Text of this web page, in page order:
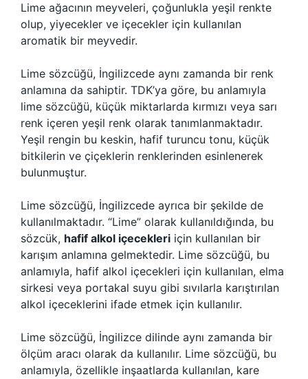
Lime ağacının meyveleri, çoğunlukla yeşil renkte
olup, yiyecekler ve içecekler için kullanılan
aromatik bir meyvedir.
Lime sözcüğü, İngilizcede aynı zamanda bir renk
anlamına da sahiptir. TDK’ya göre, bu anlamıyla
lime sözcüğü, küçük miktarlarda kırmızı veya sarı
renk içeren yeşil renk olarak tanımlanmaktadır.
Yeşil rengin bu keskin, hafif turuncu tonu, küçük
bitkilerin ve çiçeklerin renklerinden esinlenerek
bulunmuştur.
Lime sözcüğü, İngilizcede ayrıca bir şekilde de
kullanılmaktadır. “Lime” olarak kullanıldığında, bu
sözcük, hafif alkol içecekleri için kullanılan bir
karışım anlamına gelmektedir. Lime sözcüğü, bu
anlamıyla, hafif alkol içecekleri için kullanılan, elma
sirkesi veya portakal suyu gibi sıvılarla karıştırılan
alkol içeceklerini ifade etmek için kullanılır.
Lime sözcüğü, İngilizce dilinde aynı zamanda bir
ölçüm aracı olarak da kullanılır. Lime sözcüğü, bu
anlamıyla, özellikle inşaatlarda kullanılan, kare